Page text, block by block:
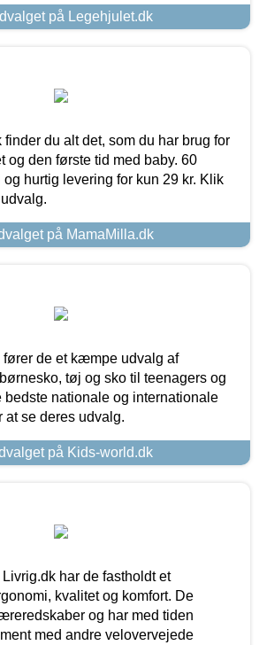
på Legehjulet.dk
du alt det, som du har brug for
og den første tid med baby. 60
hurtig levering for kun 29 kr. Klik
på MamaMilla.dk
fører de et kæmpe udvalg af
tøj og sko til teenagers og
bedste nationale og internationale
at se deres udvalg.
på Kids-world.dk
har de fastholdt et
kvalitet og komfort. De
og har med tiden
med andre velovervejede